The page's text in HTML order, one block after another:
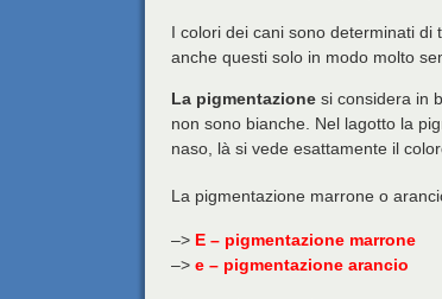
I colori dei cani sono determinati
anche questi solo in modo molto
La pigmentazione si considera in
non sono bianche. Nel lagotto la
naso, là si vede esattamente il
La pigmentazione marrone o
–> E – pigmentazione marrone
–> e – pigmentazione arancio